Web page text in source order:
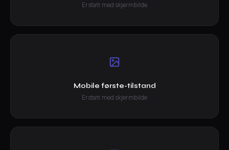
Erstatt med skjermbilde
Mobile første-tilstand
Erstatt med skjermbilde